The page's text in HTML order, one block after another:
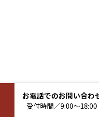
お電話でのお問い合わ
受付時間／9:00～18:00